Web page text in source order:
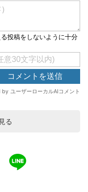
る